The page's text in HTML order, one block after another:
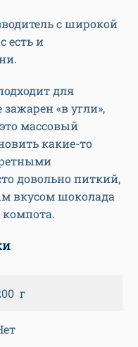
с широкой
есть и
для
«в угли»,
массовый
какие-то
довольно питкий,
вкусом шоколада
г